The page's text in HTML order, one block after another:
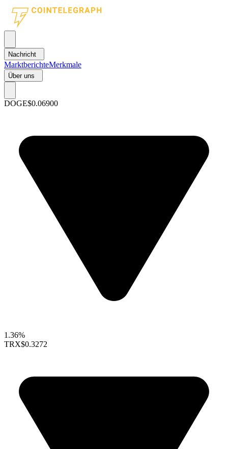
Nachricht
MarktberichteMerkmale
Über uns
DOGE$0.06900
1.36%
TRX$0.3272